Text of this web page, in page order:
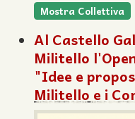
Mostra Collettiva
Al Castello
Militello
"Idee e
Militello e i